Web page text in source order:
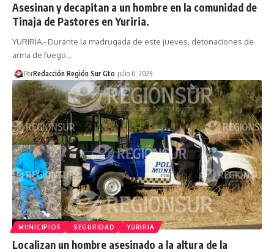
Asesinan y decapitan a un hombre en la comunidad de
Tinaja de Pastores en Yuriria.
YURIRIA.- Durante la madrugada de este jueves, detonaciones de
arma de fuego…
PorRedacción Región Sur Gto julio 6, 2023
MUNICIPIOS SEGURIDAD YURIRIA
Localizan un hombre asesinado a la altura de la